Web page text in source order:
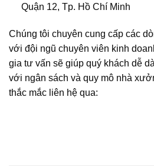
Quận 12, Tp. Hồ Chí Minh
Chúng tôi chuyên cung cấp các
với đội ngũ chuyên viên kinh
gia tư vấn sẽ giúp quý khách dễ
với ngân sách và quy mô nhà
thắc mắc liên hệ qua: